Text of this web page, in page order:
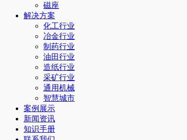
磁座
解决方案
化工行业
冶金行业
制药行业
油田行业
造纸行业
采矿行业
通用机械
智慧城市
案例展示
新闻资讯
知识手册